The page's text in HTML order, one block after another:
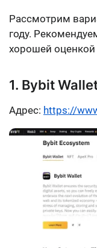
Рассмотрим
году.
хорошей
1. Bybit
Адрес: https://